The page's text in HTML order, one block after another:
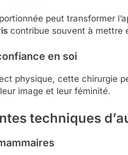
peut transformer
contribue souvent à mettre
en soi
physique, cette chirurgie
image et leur féminité.
techniques